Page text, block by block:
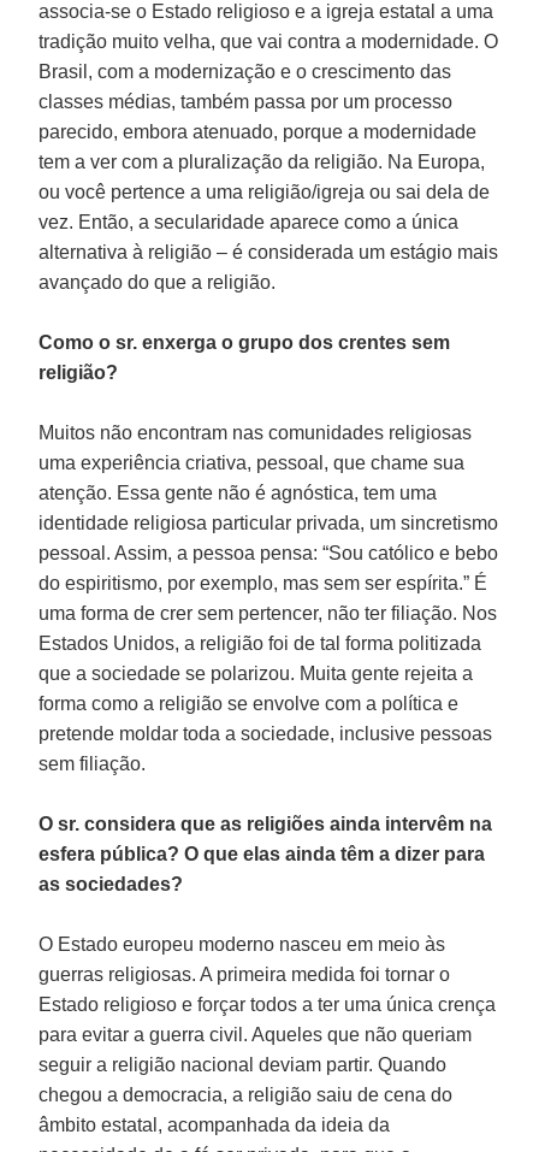
associa-se o Estado religioso e a igreja estatal a uma
tradição muito velha, que vai contra a modernidade. O
Brasil, com a modernização e o crescimento das
classes médias, também passa por um processo
parecido, embora atenuado, porque a modernidade
tem a ver com a pluralização da religião. Na Europa,
ou você pertence a uma religião/igreja ou sai dela de
vez. Então, a secularidade aparece como a única
alternativa à religião – é considerada um estágio mais
avançado do que a religião.
Como o sr. enxerga o grupo dos crentes sem
religião?
Muitos não encontram nas comunidades religiosas
uma experiência criativa, pessoal, que chame sua
atenção. Essa gente não é agnóstica, tem uma
identidade religiosa particular privada, um sincretismo
pessoal. Assim, a pessoa pensa: “Sou católico e bebo
do espiritismo, por exemplo, mas sem ser espírita.” É
uma forma de crer sem pertencer, não ter filiação. Nos
Estados Unidos, a religião foi de tal forma politizada
que a sociedade se polarizou. Muita gente rejeita a
forma como a religião se envolve com a política e
pretende moldar toda a sociedade, inclusive pessoas
sem filiação.
O sr. considera que as religiões ainda intervêm na
esfera pública? O que elas ainda têm a dizer para
as sociedades?
O Estado europeu moderno nasceu em meio às
guerras religiosas. A primeira medida foi tornar o
Estado religioso e forçar todos a ter uma única crença
para evitar a guerra civil. Aqueles que não queriam
seguir a religião nacional deviam partir. Quando
chegou a democracia, a religião saiu de cena do
âmbito estatal, acompanhada da ideia da